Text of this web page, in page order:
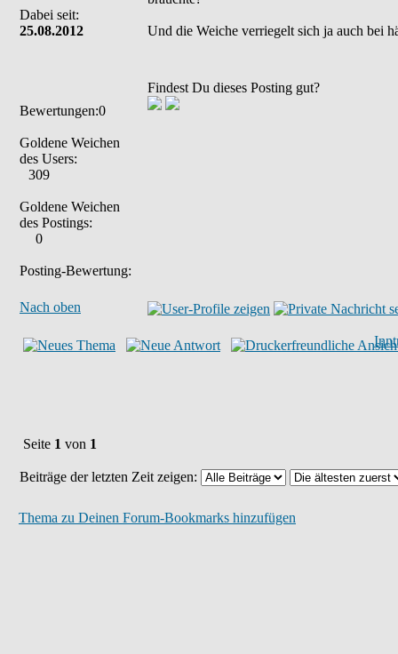
Dabei seit:
25.08.2012
Bewertungen:0
Goldene Weichen
des Users:
309
Goldene Weichen
des Postings:
0
Posting-Bewertung:
Und die Weiche verriegelt sich ja auch bei
Findest Du dieses Posting gut?
Nach oben
Seite 1 von 1
Beiträge der letzten Zeit zeigen:
Thema zu Deinen Forum-Bookmarks hinzufügen